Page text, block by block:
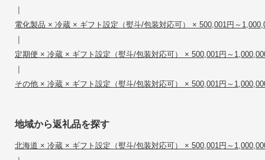
|
電化製品 × 冷蔵 × ギフト設定（熨斗/包装対応可） × 500,001円～
|
定期便 × 冷蔵 × ギフト設定（熨斗/包装対応可） × 500,001円～
|
その他 × 冷蔵 × ギフト設定（熨斗/包装対応可） × 500,001円～
地域から返礼品を探す
北海道 × 冷蔵 × ギフト設定（熨斗/包装対応可） × 500,001円～